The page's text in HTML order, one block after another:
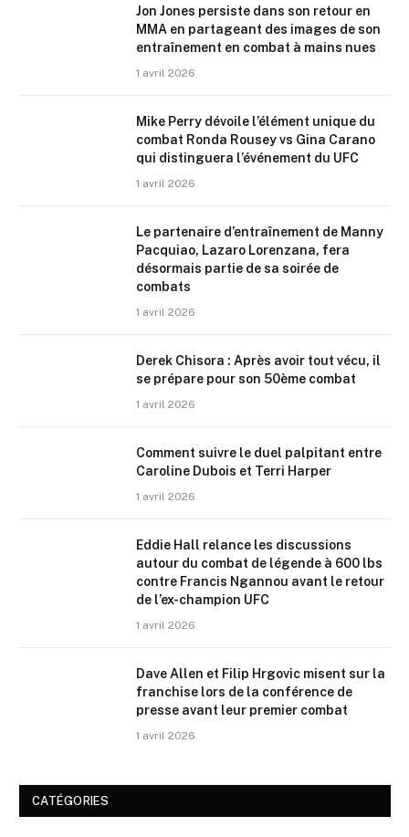
Jon Jones persiste dans son retour en
MMA en partageant des images de son
entraînement en combat à mains nues
1 avril 2026
Mike Perry dévoile l’élément unique du
combat Ronda Rousey vs Gina Carano
qui distinguera l’événement du UFC
1 avril 2026
Le partenaire d’entraînement de Manny
Pacquiao, Lazaro Lorenzana, fera
désormais partie de sa soirée de
combats
1 avril 2026
Derek Chisora : Après avoir tout vécu, il
se prépare pour son 50ème combat
1 avril 2026
Comment suivre le duel palpitant entre
Caroline Dubois et Terri Harper
1 avril 2026
Eddie Hall relance les discussions
autour du combat de légende à 600 lbs
contre Francis Ngannou avant le retour
de l’ex-champion UFC
1 avril 2026
Dave Allen et Filip Hrgovic misent sur la
franchise lors de la conférence de
presse avant leur premier combat
1 avril 2026
CATÉGORIES